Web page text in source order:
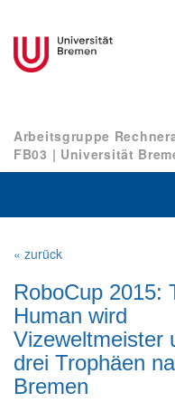
Arbeitsgruppe
FB03 | Universität
« zurück
RoboCup 2015:
Human wird
Vizeweltmeister
drei Trophäen
Bremen